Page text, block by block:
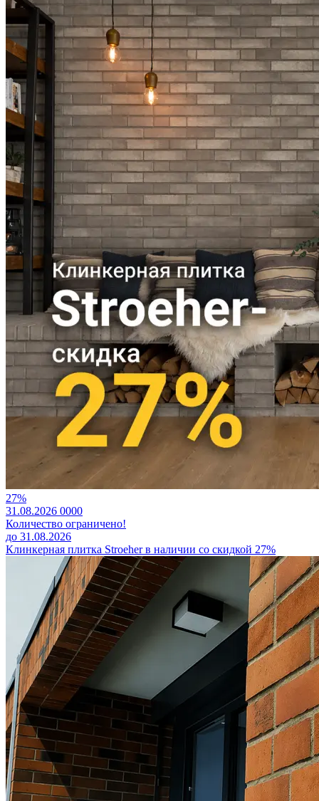
27%
31.08.2026 0000
Количество ограничено!
до 31.08.2026
Клинкерная плитка Stroeher в наличии со скидкой 27%